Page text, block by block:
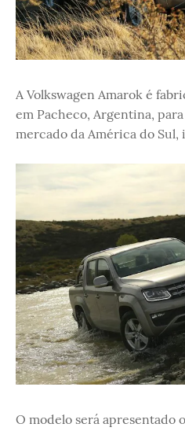
A Volkswagen Amarok é
em Pacheco, Argentina,
mercado da América do
O modelo será apresentado